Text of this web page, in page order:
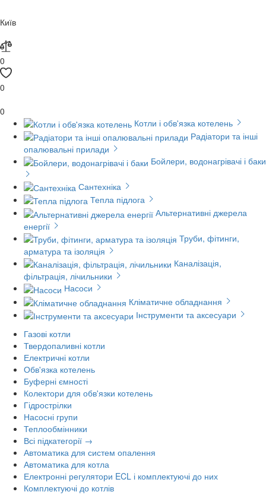
Київ
0
0
0
Котли і обв'язка котелень
Радіатори та інші
опалювальні прилади
Бойлери, водонагрівачі і баки
Сантехніка
Тепла підлога
Альтернативні джерела
енергії
Труби, фітинги,
арматура та ізоляція
Каналізація,
фільтрація, лічильники
Насоси
Кліматичне обладнання
Інструменти та аксесуари
Газові котли
Твердопаливні котли
Електричні котли
Обв'язка котелень
Буферні ємності
Колектори для обв'язки котелень
Гідрострілки
Насосні групи
Теплообмінники
Всі підкатегорії →
Автоматика для систем опалення
Автоматика для котла
Електронні регулятори ECL і комплектуючі до них
Комплектуючі до котлів